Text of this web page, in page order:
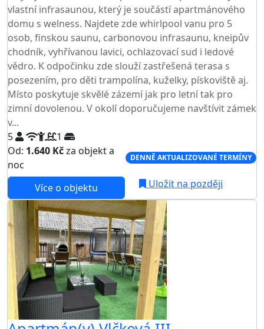
vlastní infrasaunou, který je součástí apartmánového
domu s welness. Najdete zde whirlpool vanu pro 5
osob, finskou saunu, carbonovou infrasaunu, kneipův
chodník, vyhřívanou lavici, ochlazovací sud i ledové
vědro. K odpočinku zde slouží zastřešená terasa s
posezením, pro děti trampolína, kuželky, pískoviště aj.
Místo poskytuje skvělé zázemí jak pro letní tak pro
zimní dovolenou. V okolí doporučujeme navštívit zámek
v...
5
1
Od: 1.640 Kčza objekt a
noc
DENNĚ AKTUALIZOVANÉ TERMÍNY
Více o objektu Uložit na později